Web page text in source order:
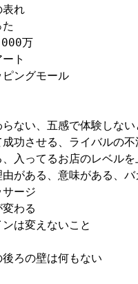
れ
万
ト
ングモール
ない、五感で体験しな
功させる、ライバルの
入ってるお店のレベルを
がある、意味がある、
ージ
わる
は変えないこと
ろの壁は何もない